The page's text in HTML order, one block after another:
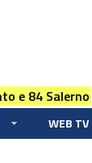
e 84 Salerno
WEB TV